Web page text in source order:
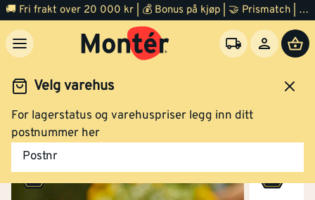
🚚 Fri frakt over 20 000 kr | 💰 Bonus på kjøp | 🤝 Prismatch | ⭐ 100% fornøyd garanti | 🏪 140 byggevarehus
Velg varehus
For lagerstatus og varehuspriser legg inn ditt
postnummer her
Postnr
Hage Vanning